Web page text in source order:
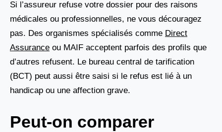
Si l’assureur refuse votre dossier pour des raisons
médicales ou professionnelles, ne vous découragez
pas. Des organismes spécialisés comme Direct
Assurance ou MAIF acceptent parfois des profils que
d’autres refusent. Le bureau central de tarification
(BCT) peut aussi être saisi si le refus est lié à un
handicap ou une affection grave.
Peut-on comparer